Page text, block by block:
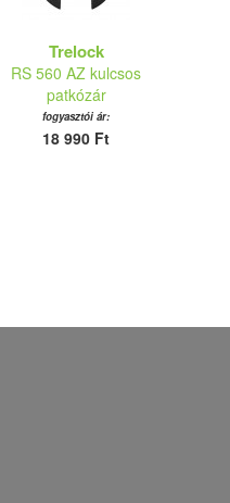
Trelock
RS 560 AZ kulcsos
patkózár
fogyasztói ár:
18 990 Ft